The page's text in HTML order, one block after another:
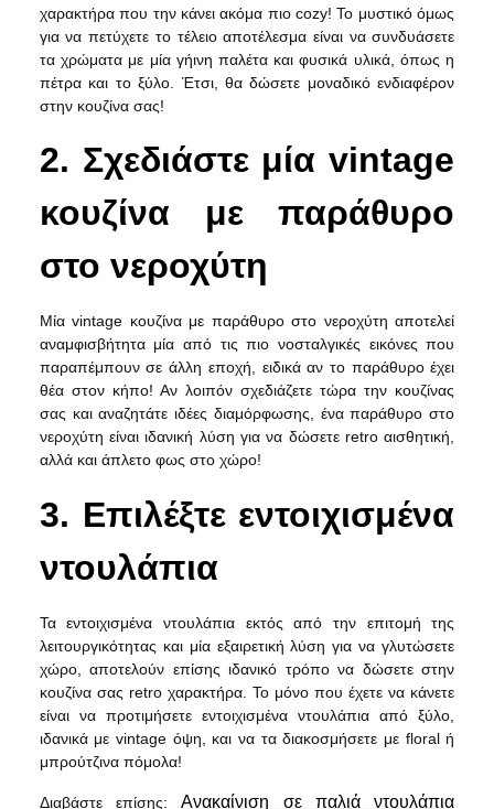
χαρακτήρα που την κάνει ακόμα πιο cozy! Το μυστικό όμως
για να πετύχετε το τέλειο αποτέλεσμα είναι να συνδυάσετε
τα χρώματα με μία γήινη παλέτα και φυσικά υλικά, όπως η
πέτρα και το ξύλο. Έτσι, θα δώσετε μοναδικό ενδιαφέρον
στην κουζίνα σας!
2. Σχεδιάστε μία vintage
κουζίνα με παράθυρο
στο νεροχύτη
Μία vintage κουζίνα με παράθυρο στο νεροχύτη αποτελεί
αναμφισβήτητα μία από τις πιο νοσταλγικές εικόνες που
παραπέμπουν σε άλλη εποχή, ειδικά αν το παράθυρο έχει
θέα στον κήπο! Αν λοιπόν σχεδιάζετε τώρα την κουζίνας
σας και αναζητάτε ιδέες διαμόρφωσης, ένα παράθυρο στο
νεροχύτη είναι ιδανική λύση για να δώσετε retro αισθητική,
αλλά και άπλετο φως στο χώρο!
3. Επιλέξτε εντοιχισμένα
ντουλάπια
Τα εντοιχισμένα ντουλάπια εκτός από την επιτομή της
λειτουργικότητας και μία εξαιρετική λύση για να γλυτώσετε
χώρο, αποτελούν επίσης ιδανικό τρόπο να δώσετε στην
κουζίνα σας retro χαρακτήρα. Το μόνο που έχετε να κάνετε
είναι να προτιμήσετε εντοιχισμένα ντουλάπια από ξύλο,
ιδανικά με vintage όψη, και να τα διακοσμήσετε με floral ή
μπρούτζινα πόμολα!
Διαβάστε επίσης:
Ανακαίνιση σε παλιά ντουλάπια